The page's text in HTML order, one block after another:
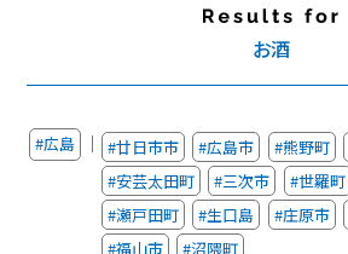
お酒
#広島 ｜ #廿日市市 #広島市 #熊野町
#安芸太田町
#三次市 #世羅町
#瀬戸田町
#生口島 #庄原市
#福山市
#沼隈町